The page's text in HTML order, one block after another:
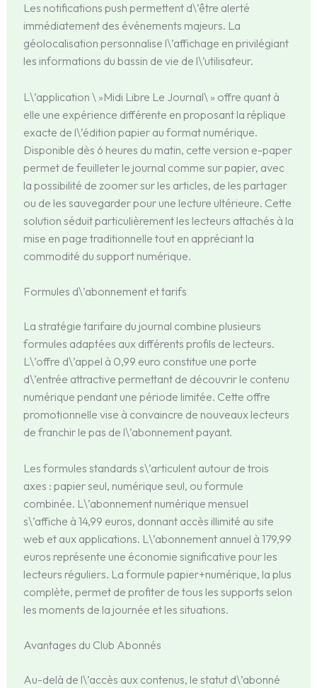
Les notifications push permettent d\’être alerté
immédiatement des événements majeurs. La
géolocalisation personnalise l\’affichage en privilégiant
les informations du bassin de vie de l\’utilisateur.
L\’application \ »Midi Libre Le Journal\ » offre quant à
elle une expérience différente en proposant la réplique
exacte de l\’édition papier au format numérique.
Disponible dès 6 heures du matin, cette version e-paper
permet de feuilleter le journal comme sur papier, avec
la possibilité de zoomer sur les articles, de les partager
ou de les sauvegarder pour une lecture ultérieure. Cette
solution séduit particulièrement les lecteurs attachés à la
mise en page traditionnelle tout en appréciant la
commodité du support numérique.
Formules d\’abonnement et tarifs
La stratégie tarifaire du journal combine plusieurs
formules adaptées aux différents profils de lecteurs.
L\’offre d\’appel à 0,99 euro constitue une porte
d\’entrée attractive permettant de découvrir le contenu
numérique pendant une période limitée. Cette offre
promotionnelle vise à convaincre de nouveaux lecteurs
de franchir le pas de l\’abonnement payant.
Les formules standards s\’articulent autour de trois
axes : papier seul, numérique seul, ou formule
combinée. L\’abonnement numérique mensuel
s\’affiche à 14,99 euros, donnant accès illimité au site
web et aux applications. L\’abonnement annuel à 179,99
euros représente une économie significative pour les
lecteurs réguliers. La formule papier+numérique, la plus
complète, permet de profiter de tous les supports selon
les moments de la journée et les situations.
Avantages du Club Abonnés
Au-delà de l\’accès aux contenus, le statut d\’abonné